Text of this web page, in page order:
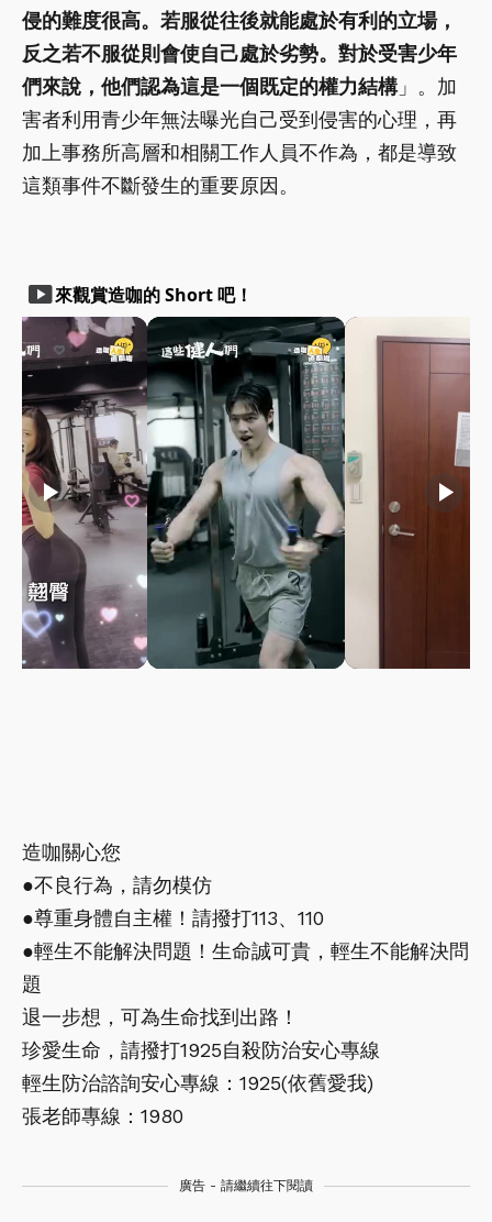
侵的難度很高。若服從往後就能處於有利的立場，
反之若不服從則會使自己處於劣勢。對於受害少年
們來說，他們認為這是一個既定的權力結構」。加
害者利用青少年無法曝光自己受到侵害的心理，再
加上事務所高層和相關工作人員不作為，都是導致
這類事件不斷發生的重要原因。
smart_display來觀賞造咖的 Short 吧！
play_arrow play_arrow play_arrow
造咖關心您
●不良行為，請勿模仿
●尊重身體自主權！請撥打113、110
●輕生不能解決問題！生命誠可貴，輕生不能解決問
題
退一步想，可為生命找到出路！
珍愛生命，請撥打1925自殺防治安心專線
輕生防治諮詢安心專線：1925(依舊愛我)
張老師專線：1980
廣告 - 請繼續往下閱讀